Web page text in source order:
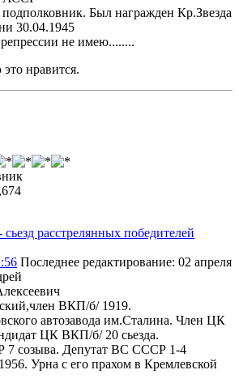
Был награжден Кр.Звезда
30.04.1945
не имею........
нравится.
расстрелянных победителей
Последнее редактирование: 02 апреля
ВКП/б/ 1919.
автозавода им.Сталина. Член ЦК
ЦК ВКП/б/ 20 сьезда.
Депутат ВС СССР 1-4
Урна с его прахом в Кремлевской